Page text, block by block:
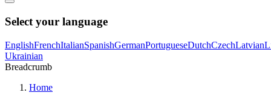
Select your language
EnglishFrenchItalianSpanishGermanPortugueseDutchCzechLatvian
Ukrainian
Breadcrumb
Home